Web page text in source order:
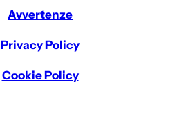
Avvertenze
Privacy Policy
Cookie Policy